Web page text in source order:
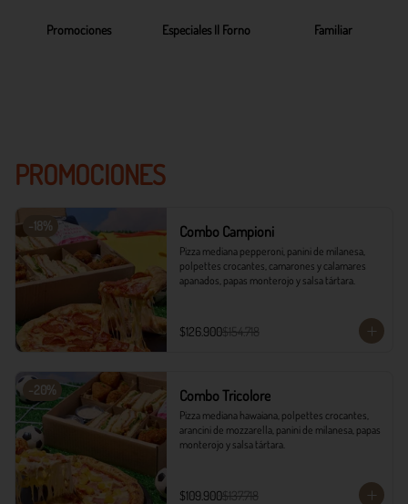
Promociones Especiales Il Forno Familiar
PROMOCIONES
-18% Combo Campioni
Pizza mediana pepperoni, panini de milanesa,
polpettes crocantes, camarones y calamares
apanados, papas monterojo y salsa tártara.
$126.900$154.718
-20% Combo Tricolore
Pizza mediana hawaiana, polpettes crocantes,
arancini de mozzarella, panini de milanesa, papas
monterojo y salsa tártara.
$109.900$137.718